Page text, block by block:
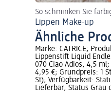
So schminken Sie
Lippen Make-up
Ähnliche
Marke: CATRICE;
Lippenstift Liquid
070 Ciao Adios, 4,5 ml;
4,95 €; Grundpreis: 1
St); Verfügbarkeit:
Lieferbar, Status Grau